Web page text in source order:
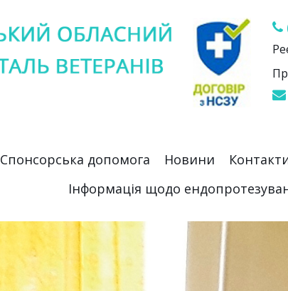
Спонсорська допомога Новини
Інформація щодо